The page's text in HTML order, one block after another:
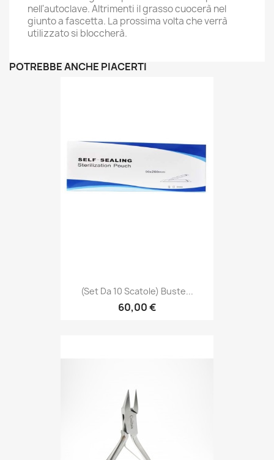
nell'autoclave. Altrimenti il grasso cuocerà nel
giunto a fascetta. La prossima volta che verrà
utilizzato si bloccherà.
POTREBBE ANCHE PIACERTI
(set Da 10 Scatole) Buste...
60,00 €